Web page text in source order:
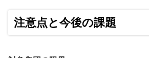
注意点と今後の課題